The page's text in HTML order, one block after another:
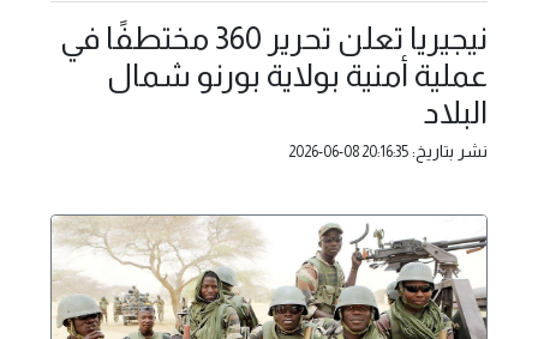
نيجيريا تعلن تحرير 360 مختطفًا في
عملية أمنية بولاية بورنو شمال
البلاد
نشر بتاريخ: 2026-06-08 20:16:35